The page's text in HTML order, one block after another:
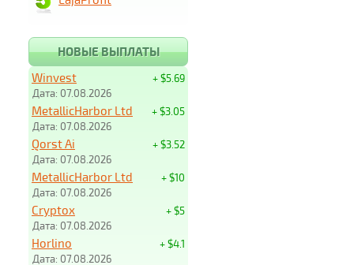
НОВЫЕ ВЫПЛАТЫ
+ $5.69
Winvest
Дата: 07.08.2026
+ $3.05
MetallicHarbor Ltd
Дата: 07.08.2026
+ $3.52
Qorst Ai
Дата: 07.08.2026
+ $10
MetallicHarbor Ltd
Дата: 07.08.2026
+ $5
Cryptox
Дата: 07.08.2026
+ $4.1
Horlino
Дата: 07.08.2026